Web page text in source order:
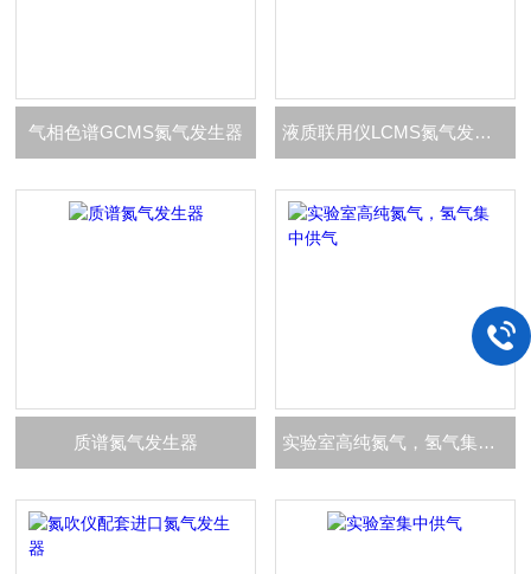
气相色谱GCMS氮气发生器 液质联用仪LCMS氮气发生器
质谱氮气发生器 实验室高纯氮气，氢气集中供气